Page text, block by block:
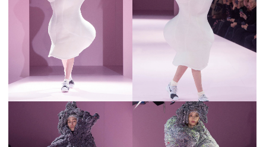
会員登録
Log in or Sign up
SPUR読者のためのメンバーシッププログラム
「The SPUR Club」。
便利な機能と特典を無料で楽し
ログイン・新規会員登録